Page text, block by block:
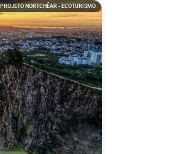
PROJETO NORTCHÊAR - ECOTURISMO